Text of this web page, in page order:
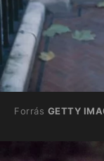
Forrás GETTY